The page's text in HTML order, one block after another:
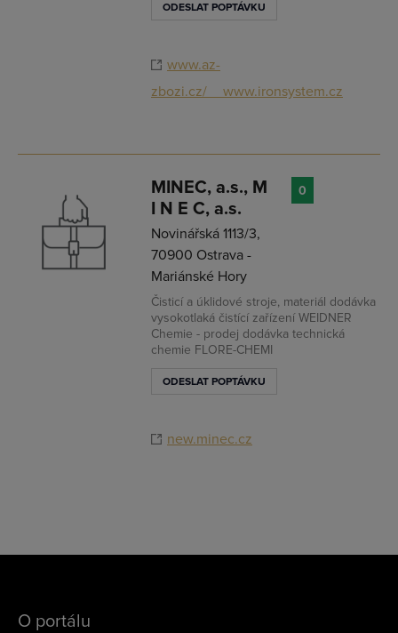
ODESLAT POPTÁVKU
www.az-
zbozi.cz/__www.ironsystem.cz
MINEC, a.s., M
I N E C, a.s.
Novinářská 1113/3,
70900 Ostrava -
Mariánské Hory
Čisticí a úklidové stroje, materiál dodávka
vysokotlaká čistící zařízení WEIDNER
Chemie - prodej dodávka technická
chemie FLORE-CHEMI
ODESLAT POPTÁVKU
new.minec.cz
0
O portálu